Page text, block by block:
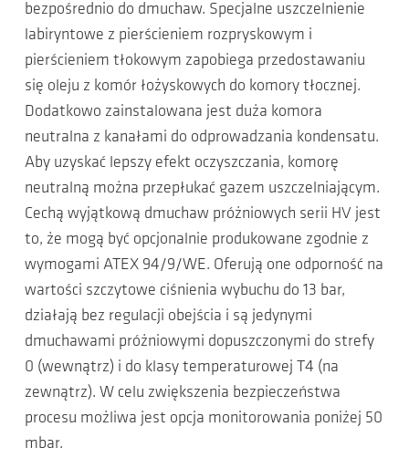
bezpośrednio do dmuchaw. Specjalne uszczelnienie
labiryntowe z pierścieniem rozpryskowym i
pierścieniem tłokowym zapobiega przedostawaniu
się oleju z komór łożyskowych do komory tłocznej.
Dodatkowo zainstalowana jest duża komora
neutralna z kanałami do odprowadzania kondensatu.
Aby uzyskać lepszy efekt oczyszczania, komorę
neutralną można przepłukać gazem uszczelniającym.
Cechą wyjątkową dmuchaw próżniowych serii HV jest
to, że mogą być opcjonalnie produkowane zgodnie z
wymogami ATEX 94/9/WE. Oferują one odporność na
wartości szczytowe ciśnienia wybuchu do 13 bar,
działają bez regulacji obejścia i są jedynymi
dmuchawami próżniowymi dopuszczonymi do strefy
0 (wewnątrz) i do klasy temperaturowej T4 (na
zewnątrz). W celu zwiększenia bezpieczeństwa
procesu możliwa jest opcja monitorowania poniżej 50
mbar.